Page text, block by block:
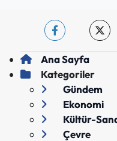
Ana Sayfa
Kategoriler
Gündem
Ekonomi
Kültür-
Çevre